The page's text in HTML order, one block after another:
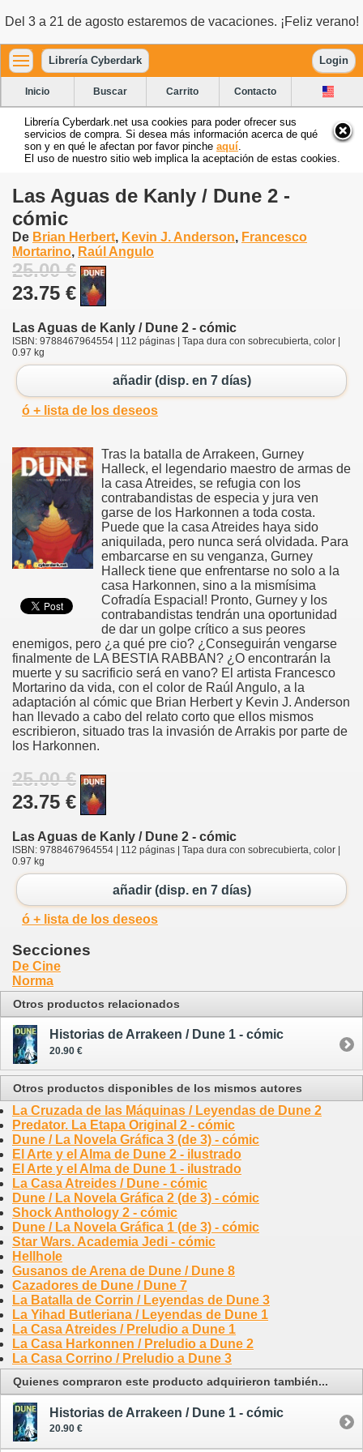
Del 3 a 21 de agosto estaremos de vacaciones. ¡Feliz verano!
Librería Cyberdark Login
Inicio Buscar Carrito Contacto
Librería Cyberdark.net usa cookies para poder ofrecer sus
servicios de compra. Si desea más información acerca de qué
son y en qué le afectan por favor pinche aquí
El uso de nuestro sitio web implica la aceptación de estas cookies.
Las Aguas de Kanly / Dune 2 -
cómic
De Brian Herbert, Kevin J. Anderson, Francesco
Mortarino, Raúl Angulo
25.00 €
23.75 €
Las Aguas de Kanly / Dune 2 - cómic
ISBN: 9788467964554 | 112 páginas | Tapa dura con sobrecubierta, color |
0.97 kg
añadir (disp. en 7 días)
ó + lista de los deseos
Tras la batalla de Arrakeen, Gurney
Halleck, el legendario maestro de armas de
la casa Atreides, se refugia con los
contrabandistas de especia y jura ven
garse de los Harkonnen a toda costa.
Puede que la casa Atreides haya sido
aniquilada, pero nunca será olvidada. Para
embarcarse en su venganza, Gurney
Halleck tiene que enfrentarse no solo a la
casa Harkonnen, sino a la mismísima
Cofradía Espacial! Pronto, Gurney y los
contrabandistas tendrán una oportunidad
de dar un golpe crítico a sus peores
enemigos, pero ¿a qué pre cio? ¿Conseguirán vengarse
finalmente de LA BESTIA RABBAN? ¿O encontrarán la
muerte y su sacrificio será en vano? El artista Francesco
Mortarino da vida, con el color de Raúl Angulo, a la
adaptación al cómic que Brian Herbert y Kevin J. Anderson
han llevado a cabo del relato corto que ellos mismos
escribieron, situado tras la invasión de Arrakis por parte de
los Harkonnen.
25.00 €
23.75 €
Las Aguas de Kanly / Dune 2 - cómic
ISBN: 9788467964554 | 112 páginas | Tapa dura con sobrecubierta, color |
0.97 kg
añadir (disp. en 7 días)
ó + lista de los deseos
Secciones
De Cine
Norma
Otros productos relacionados
Historias de Arrakeen / Dune 1 - cómic
20.90 €
Otros productos disponibles de los mismos autores
La Cruzada de las Máquinas / Leyendas de Dune 2
Predator. La Etapa Original 2 - cómic
Dune / La Novela Gráfica 3 (de 3) - cómic
El Arte y el Alma de Dune 2 - ilustrado
El Arte y el Alma de Dune 1 - ilustrado
La Casa Atreides / Dune - cómic
Dune / La Novela Gráfica 2 (de 3) - cómic
Shock Anthology 2 - cómic
Dune / La Novela Gráfica 1 (de 3) - cómic
Star Wars. Academia Jedi - cómic
Hellhole
Gusanos de Arena de Dune / Dune 8
Cazadores de Dune / Dune 7
La Batalla de Corrin / Leyendas de Dune 3
La Yihad Butleriana / Leyendas de Dune 1
La Casa Atreides / Preludio a Dune 1
La Casa Harkonnen / Preludio a Dune 2
La Casa Corrino / Preludio a Dune 3
Quienes compraron este producto adquirieron también...
Historias de Arrakeen / Dune 1 - cómic
20.90 €